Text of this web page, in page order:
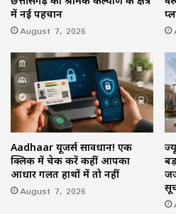
में नई पहचान
August 7, 2026
Aadhaar यूजर्स सावधान! एक
क्लिक में चेक करें कहीं आपका
आधार गलत हाथों में तो नहीं
August 7, 2026